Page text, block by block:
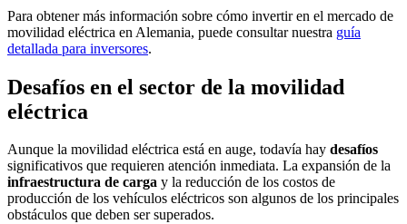
Para obtener más información sobre cómo invertir en el mercado de
movilidad eléctrica en Alemania, puede consultar nuestra guía
detallada para inversores.
Desafíos en el sector de la movilidad
eléctrica
Aunque la movilidad eléctrica está en auge, todavía hay desafíos
significativos que requieren atención inmediata. La expansión de la
infraestructura de carga y la reducción de los costos de
producción de los vehículos eléctricos son algunos de los principales
obstáculos que deben ser superados.